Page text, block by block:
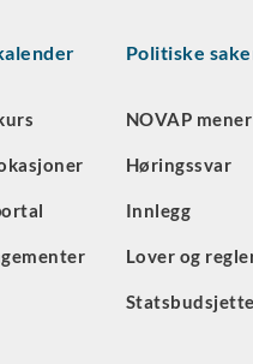
Politiske
NOVAP mener
Høringssvar
Innlegg
Lover og